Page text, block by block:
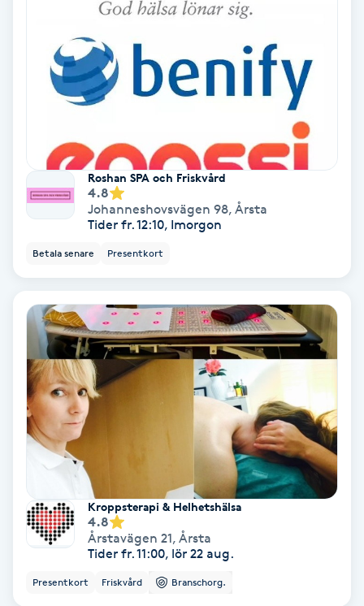
Ansiktsbehandling djuprengörande
Babylights
Bambumassage
Barber
BIAB
Blowout
Bottenfärg
Brynformning
Brynfärgning
Brynplockning
Bröllopsuppsättning
Roshan SPA och Friskvård
4.8
Johanneshovsvägen 98, Årsta
Tider fr. 12:10, Imorgon
Betala senare Presentkort
Kroppsterapi & Helhetshälsa
4.8
Årstavägen 21, Årsta
Tider fr. 11:00, lör 22 aug.
Presentkort Friskvård Branschorg.